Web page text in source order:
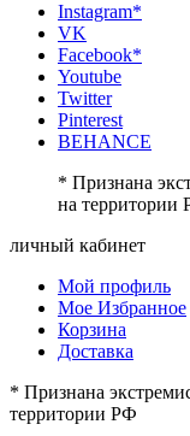
Instagram*
VK
Facebook*
Youtube
Twitter
Pinterest
BEHANCE
* Признана
на территории
личный кабинет
Мой профиль
Мое Избранное
Корзина
Доставка
* Признана
территории РФ